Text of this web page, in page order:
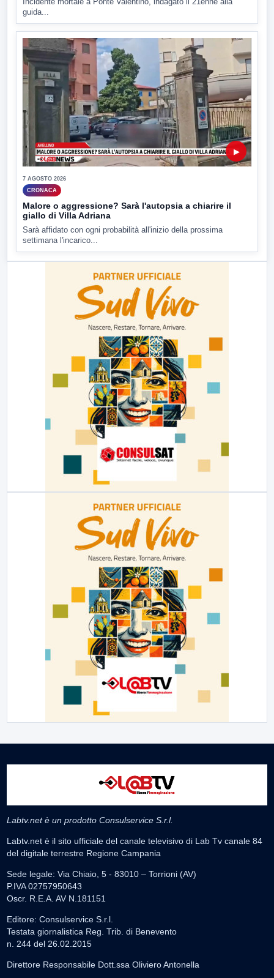
guida...
▶
7 AGOSTO 2026
CRONACA
Malore o aggressione? Sarà l'autopsia a chiarire il
giallo di Villa Adriana
Sarà affidato con ogni probabilità all'inizio della prossima
settimana l'incarico...
Labtv.net è un prodotto Consulservice S.r.l.
Labtv.net è il sito ufficiale del canale televisivo di Lab Tv canale 84
del digitale terrestre Regione Campania
Sede legale: Via Chiaio, 5 - 83010 – Torrioni (AV)
P.IVA 02757950643
Oscr. R.E.A. AV N.181151
Editore: Consulservice S.r.l.
Testata giornalistica Reg. Trib. di Benevento
n. 244 del 26.02.2015
Direttore Responsabile Dott.ssa Oliviero Antonella